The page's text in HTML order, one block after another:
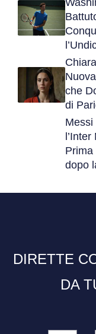
che
di
Messi
Prima
dopo
DIRETTE
DA